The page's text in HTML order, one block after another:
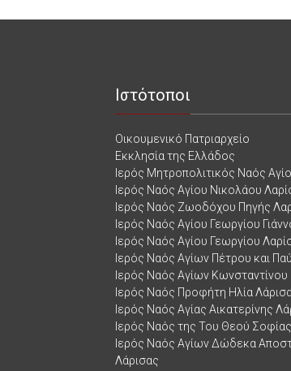
Ιστότοποι
Οικουμενικό Πατριαρχείο
Εκκλησία της Ελλάδος
Ιερός Μητροπολιτικός Ναός
Ιερός Ναός Αγίου Νικολάου
Ιερός Ναός Ζωοδόχου Πηγής
Ιερός Ναός Αγίου Γεωργίου
Ιερός Ναός Αγίου Γεωργίου
Ιερός Ναός Αγίων Πέτρου και
Ιερός Ναός Αγίων Κωνσταντίνου
Ιερός Ναός Προφήτη Ηλία
Ιερός Ναός Αγίας Αικατερίνης
Ιερός Ναός της Του Θεού Σοφίας
Ιερός Ναός Αγίων Δώδεκα
Λάρισας